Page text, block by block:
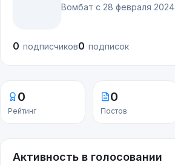
Вомбат с 28 февраля 2024
0 подписчиков0 подписок
0
Рейтинг
0
Постов
Активность в голосовании